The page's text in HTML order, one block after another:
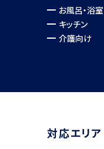
お風呂・浴室
キッチン
介護向け
対応エリア